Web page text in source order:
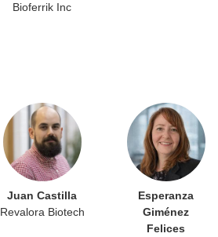
Bioferrik Inc
Juan Castilla
Revalora Biotech
Esperanza
Giménez
Felices